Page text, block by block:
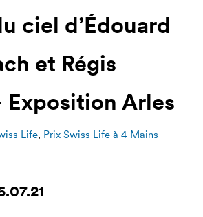
ciel d’Édouard
et Régis
Exposition Arles
Life, Prix Swiss Life à 4 Mains